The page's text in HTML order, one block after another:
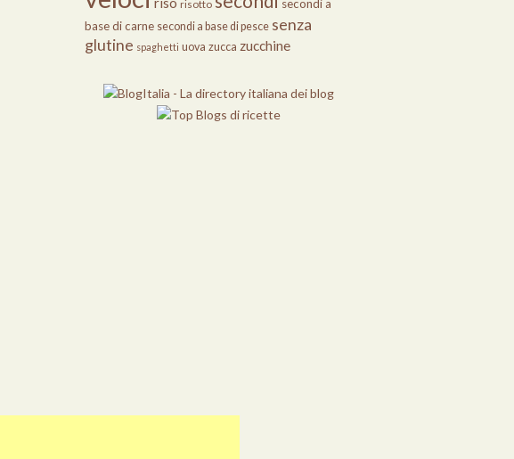
risotto
secondi a
base di carne secondi a base di pesce senza
glutine spaghetti uova zucca zucchine